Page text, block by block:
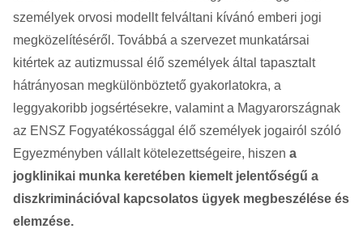
személyek orvosi modellt felváltani kívánó emberi jogi
megközelítéséről. Továbbá a szervezet munkatársai
kitértek az autizmussal élő személyek által tapasztalt
hátrányosan megkülönböztető gyakorlatokra, a
leggyakoribb jogsértésekre, valamint a Magyarországnak
az ENSZ Fogyatékossággal élő személyek jogairól szóló
Egyezményben vállalt kötelezettségeire, hiszen a
jogklinikai munka keretében kiemelt jelentőségű a
diszkriminációval kapcsolatos ügyek megbeszélése és
elemzése.